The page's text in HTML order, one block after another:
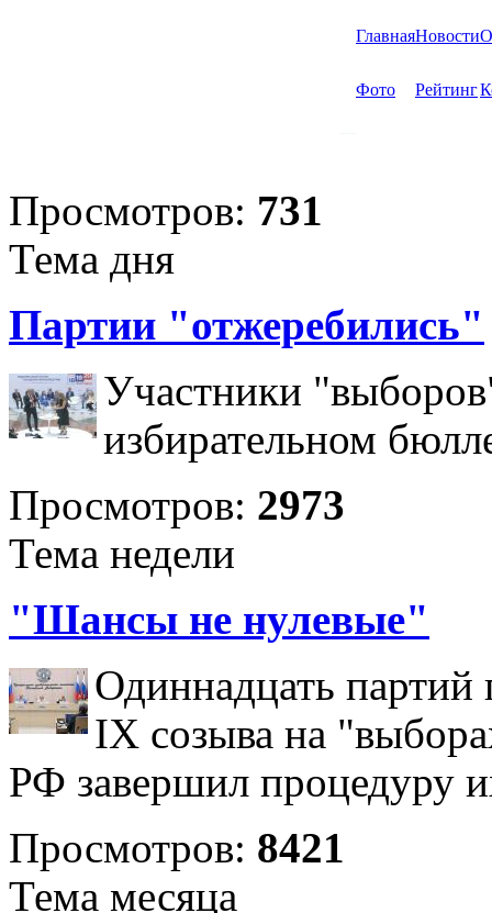
ГлавнаяНовости
Фото Рейтинг
Просмотров: 731
Тема дня
Партии "отжеребились"
Участники
избирательном
Просмотров: 2973
Тема недели
"Шансы не нулевые"
Одиннадцать партий
IX созыва на
РФ завершил процедуру
Просмотров: 8421
Тема месяца